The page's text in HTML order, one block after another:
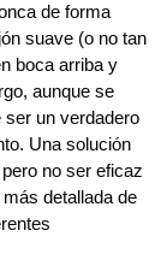
de forma
suave (o no tan
boca arriba y
aunque se
ser un verdadero
Una solución
no ser eficaz
detallada de